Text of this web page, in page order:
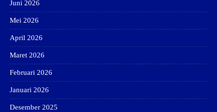
Juni 2026
Mei 2026
April 2026
Maret 2026
Februari 2026
Januari 2026
Desember 2025